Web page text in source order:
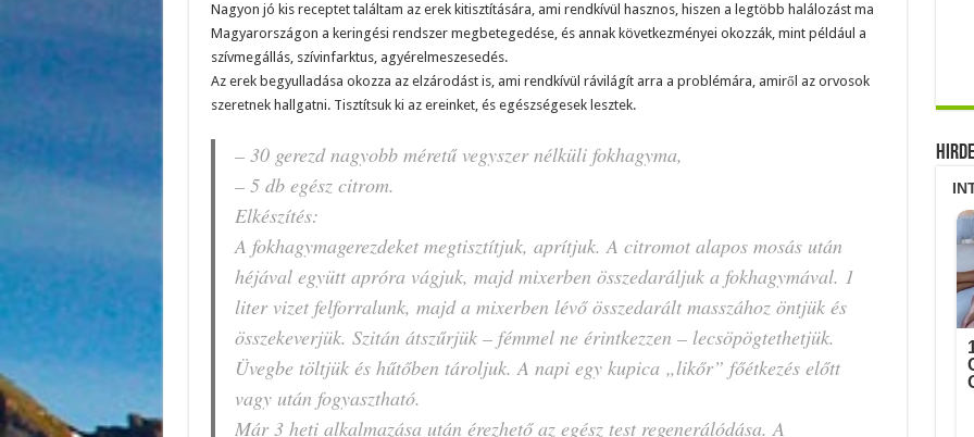
Nagyon jó kis receptet találtam az erek kitisztítására, ami rendkívül hasznos, hiszen a legtöbb halálozást ma
Magyarországon a keringési rendszer megbetegedése, és annak következményei okozzák, mint például a
szívmegállás, szívinfarktus, agyérelmeszesedés.
Az erek begyulladása okozza az elzárodást is, ami rendkívül rávilágít arra a problémára, amiről az orvosok
szeretnek hallgatni. Tisztítsuk ki az ereinket, és egészségesek lesztek.
– 30 gerezd nagyobb méretű vegyszer nélküli fokhagyma,
– 5 db egész citrom.
Elkészítés:
A fokhagymagerezdeket megtisztítjuk, aprítjuk. A citromot alapos mosás után
héjával együtt apróra vágjuk, majd mixerben összedaráljuk a fokhagymával. 1
liter vizet felforralunk, majd a mixerben lévő összedarált masszához öntjük és
összekeverjük. Szitán átszűrjük – fémmel ne érintkezzen – lecsöpögtethetjük.
Üvegbe töltjük és hűtőben tároljuk. A napi egy kupica „likőr” főétkezés előtt
vagy után fogyasztható.
Már 3 heti alkalmazása után érezhető az egész test regenerálódása. A